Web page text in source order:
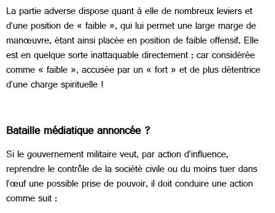
La partie adverse dispose quant à elle de nombreux leviers et
d’une position de « faible », qui lui permet une large marge de
manœuvre, étant ainsi placée en position de faible offensif. Elle
est en quelque sorte inattaquable directement ; car considérée
comme « faible », accusée par un « fort » et de plus détentrice
d’une charge spirituelle !
Bataille médiatique annoncée ?
Si le gouvernement militaire veut, par action d’influence,
reprendre le contrôle de la société civile ou du moins tuer dans
l’œuf une possible prise de pouvoir, il doit conduire une action
comme suit :